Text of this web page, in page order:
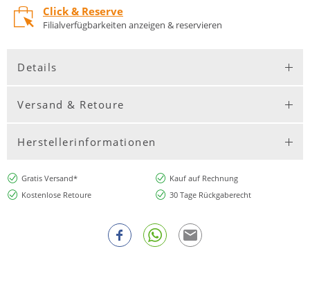
Click & Reserve
Filialverfügbarkeiten anzeigen & reservieren
Details
Versand & Retoure
Herstellerinformationen
Gratis Versand*
Kauf auf Rechnung
Kostenlose Retoure
30 Tage Rückgaberecht